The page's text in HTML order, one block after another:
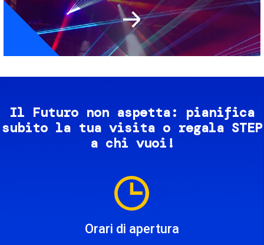
Il Futuro non aspetta: pianifica
subito la tua visita o regala STEP
a chi vuoi!
Orari di apertura